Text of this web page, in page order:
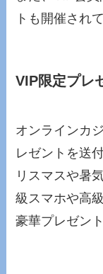
トも開催され
VIP限定プレ
オンラインカ
レゼントを送
リスマスや暑
級スマホや高
豪華プレゼン